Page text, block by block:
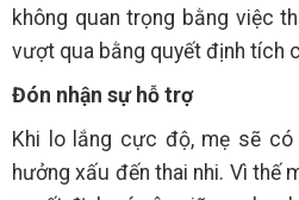
không quan trọng bằng việc
vượt qua bằng quyết định tích
Đón nhận sự hỗ trợ
Khi lo lắng cực độ, mẹ sẽ
hưởng xấu đến thai nhi. Vì thế